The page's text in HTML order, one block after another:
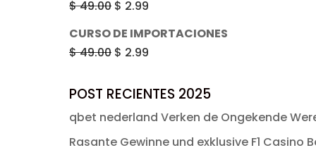
era:
$ 49.00.$ 2.99.
$49.00 El
original
era:
$ 2.99
CURSO DE IMPORTACIONES
$49.00 El
original
era:
$ 2.99
actual
es:
POST RECIENTES 2025
qbet nederland Verken de Ongekende
Rasante Gewinne und exklusive F1 Casino